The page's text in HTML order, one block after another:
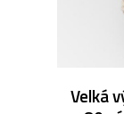
Velká